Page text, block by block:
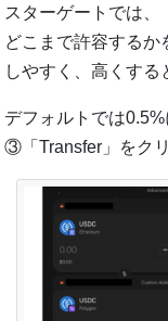
スターゲートでは、
どこまで許容するか
しやすく、高くする
デフォルトでは
③「Transfer」をク